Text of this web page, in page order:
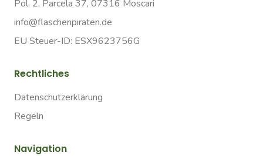
Pol. 2, Parcela 37, 07316 Moscari
info@flaschenpiraten.de
EU Steuer-ID: ESX9623756G
Rechtliches
Datenschutzerklärung
Regeln
Navigation